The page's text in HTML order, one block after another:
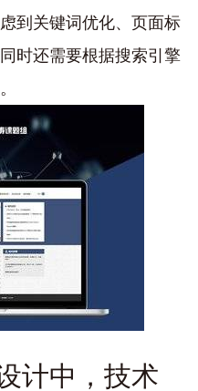
到关键词优化、页面标
时还需要根据搜索引擎
计中，技术